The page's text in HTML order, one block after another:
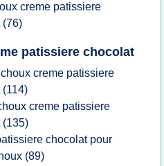
creme patissiere
(76)
patissiere chocolat
choux creme patissiere
(114)
creme patissiere
(135)
chocolat pour
(89)